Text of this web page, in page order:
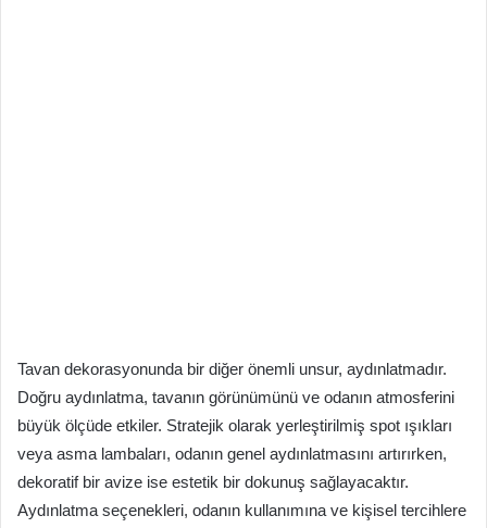
Tavan dekorasyonunda bir diğer önemli unsur, aydınlatmadır.
Doğru aydınlatma, tavanın görünümünü ve odanın atmosferini
büyük ölçüde etkiler. Stratejik olarak yerleştirilmiş spot ışıkları
veya asma lambaları, odanın genel aydınlatmasını artırırken,
dekoratif bir avize ise estetik bir dokunuş sağlayacaktır.
Aydınlatma seçenekleri, odanın kullanımına ve kişisel tercihlere